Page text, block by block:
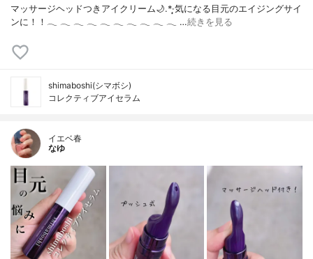
マッサージヘッドつきアイクリーム🌙.*·̩͙気になる目元のエイジングサイ
ンに！！‪𓂃‬ ‪𓂃‬ ‪𓂃‬ ‪𓂃‬ ‪𓂃‬ ‪𓂃‬ ‪𓂃‬ ‪𓂃‬ ‪𓂃‬ ‪𓂃‬ …続きを見る
shimaboshi(シマボシ)
コレクティブアイセラム
イエベ春
なゆ